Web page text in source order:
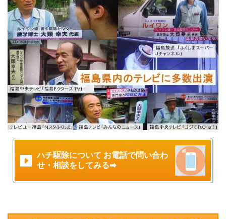
ハチ駆除について お電話で問い合わ
せ・相談をしてみる➡